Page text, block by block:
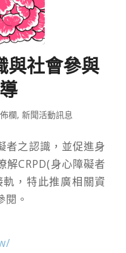
與社會參與
欄, 新聞活動訊息
者之認識，並促進身
解CRPD(身心障礙者
，特此推廣相關資
閱。